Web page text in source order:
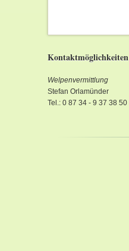
Kontaktmöglichkeiten
Welpenvermittlung
Stefan Orlamünder
Tel.: 0 87 34 - 9 37 38 50